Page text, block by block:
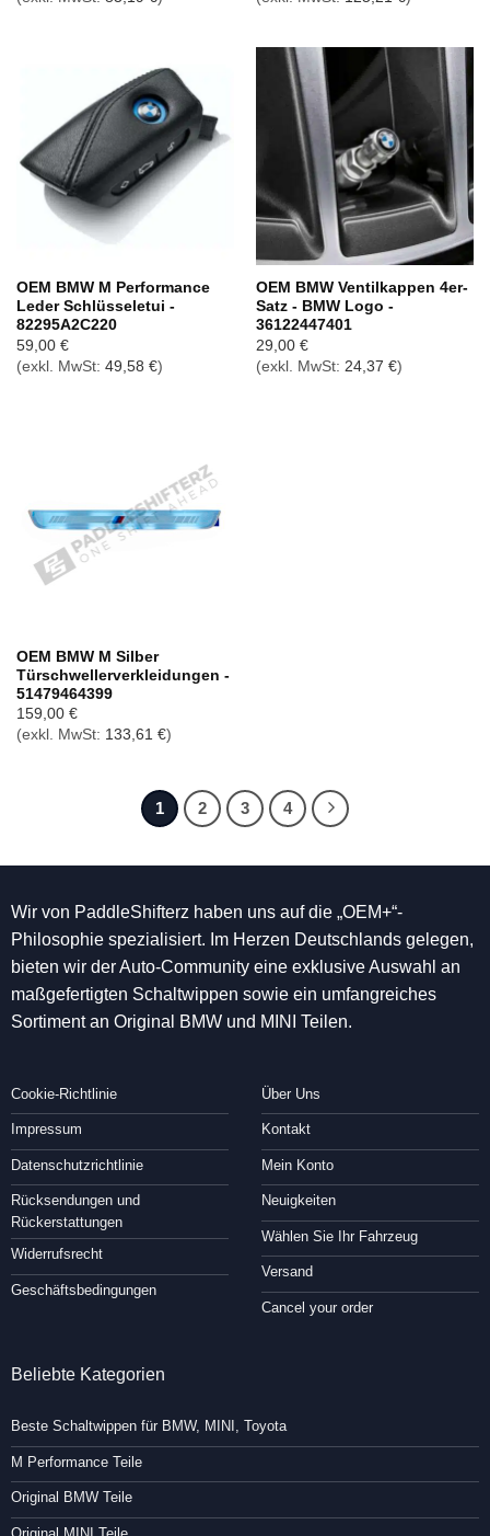
OEM BMW M Performance
Leder Schlüsseletui -
82295A2C220
59,00 €
(exkl. MwSt: 49,58 €)
OEM BMW Ventilkappen 4er-
Satz - BMW Logo -
36122447401
29,00 €
(exkl. MwSt: 24,37 €)
OEM BMW M Silber
Türschwellerverkleidungen -
51479464399
159,00 €
(exkl. MwSt: 133,61 €)
1 2 3 4
Wir von PaddleShifterz haben uns auf die „OEM+“-
Philosophie spezialisiert. Im Herzen Deutschlands gelegen,
bieten wir der Auto-Community eine exklusive Auswahl an
maßgefertigten Schaltwippen sowie ein umfangreiches
Sortiment an Original BMW und MINI Teilen.
Cookie-Richtlinie
Impressum
Datenschutzrichtlinie
Rücksendungen und
Rückerstattungen
Widerrufsrecht
Geschäftsbedingungen
Über Uns
Kontakt
Mein Konto
Neuigkeiten
Wählen Sie Ihr Fahrzeug
Versand
Cancel your order
Beliebte Kategorien
Beste Schaltwippen für BMW, MINI, Toyota
M Performance Teile
Original BMW Teile